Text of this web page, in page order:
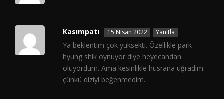
Kasımpatı 15 Nisan 2022 Yanıtla
Ya beklentim çok yüksekti. Özellikle park
hyung shik oynuyor diye heyecandan
ölüyordum. Ama kesinlikle hüsrana uğradım
çünkü diziyi beğenmedim.